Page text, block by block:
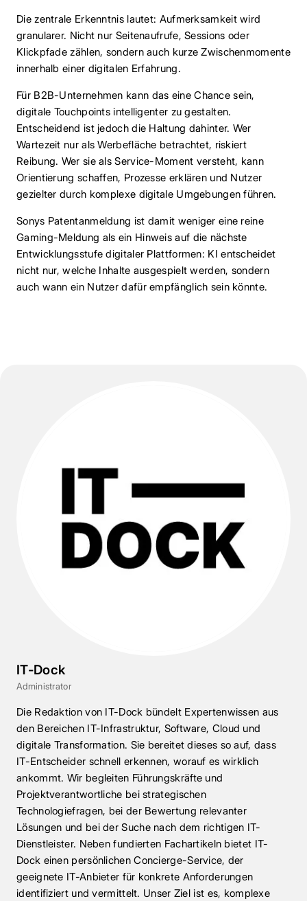
Die zentrale Erkenntnis lautet: Aufmerksamkeit wird
granularer. Nicht nur Seitenaufrufe, Sessions oder
Klickpfade zählen, sondern auch kurze Zwischenmomente
innerhalb einer digitalen Erfahrung.
Für B2B-Unternehmen kann das eine Chance sein,
digitale Touchpoints intelligenter zu gestalten.
Entscheidend ist jedoch die Haltung dahinter. Wer
Wartezeit nur als Werbefläche betrachtet, riskiert
Reibung. Wer sie als Service-Moment versteht, kann
Orientierung schaffen, Prozesse erklären und Nutzer
gezielter durch komplexe digitale Umgebungen führen.
Sonys Patentanmeldung ist damit weniger eine reine
Gaming-Meldung als ein Hinweis auf die nächste
Entwicklungsstufe digitaler Plattformen: KI entscheidet
nicht nur, welche Inhalte ausgespielt werden, sondern
auch wann ein Nutzer dafür empfänglich sein könnte.
IT-Dock
Administrator
Die Redaktion von IT-Dock bündelt Expertenwissen aus
den Bereichen IT-Infrastruktur, Software, Cloud und
digitale Transformation. Sie bereitet dieses so auf, dass
IT-Entscheider schnell erkennen, worauf es wirklich
ankommt. Wir begleiten Führungskräfte und
Projektverantwortliche bei strategischen
Technologiefragen, bei der Bewertung relevanter
Lösungen und bei der Suche nach dem richtigen IT-
Dienstleister. Neben fundierten Fachartikeln bietet IT-
Dock einen persönlichen Concierge-Service, der
geeignete IT-Anbieter für konkrete Anforderungen
identifiziert und vermittelt. Unser Ziel ist es, komplexe